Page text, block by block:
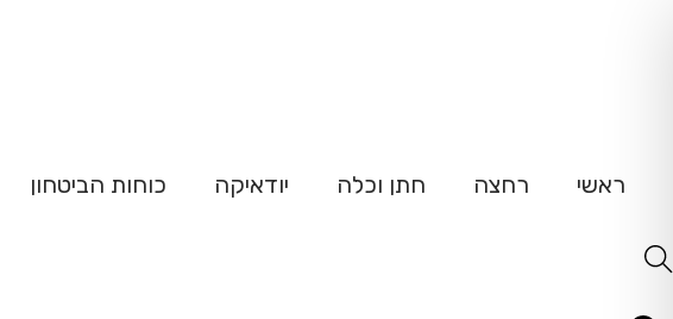
ראשי רחצה חתן וכלה יודאיקה כוחות הביטחון